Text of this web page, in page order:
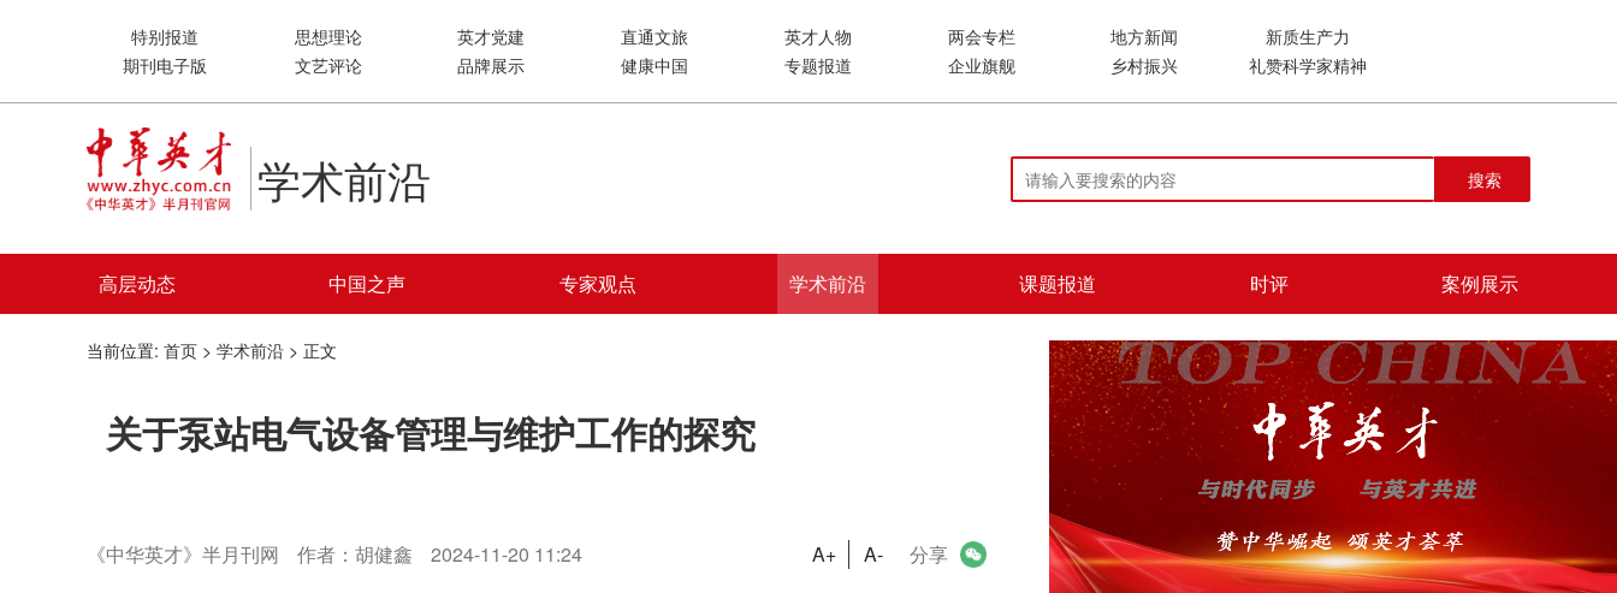
特别报道 思想理论 英才党建 直通文旅 英才人物 两会专栏 地方新闻
新质生产力
期刊电子版
文艺评论 品牌展示 健康中国 专题报道 企业旗舰 乡村振兴 礼赞科学家精神
学术前沿 搜索
高层动态 中国之声 专家观点 学术前沿 课题报道 时评 案例展示
当前位置: 首页 > 学术前沿 > 正文
关于泵站电气设备管理与维护工作的探究
《中华英才》半月刊网 作者：胡健鑫 2024-11-20 11:24 A+ A- 分享